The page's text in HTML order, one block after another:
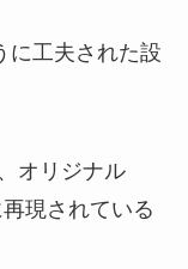
に工夫された設
オリジナル
現されている